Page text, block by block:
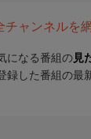
ャンネルを
になる番組の 見
録した番組の最